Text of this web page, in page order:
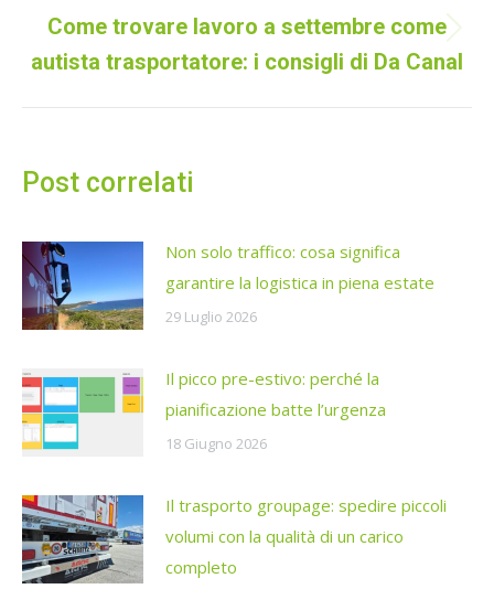
Prossimo
post:
Come trovare lavoro a settembre come
autista trasportatore: i consigli di Da Canal
Post correlati
Non solo traffico: cosa significa
garantire la logistica in piena estate
29 Luglio 2026
Il picco pre-estivo: perché la
pianificazione batte l’urgenza
18 Giugno 2026
Il trasporto groupage: spedire piccoli
volumi con la qualità di un carico
completo